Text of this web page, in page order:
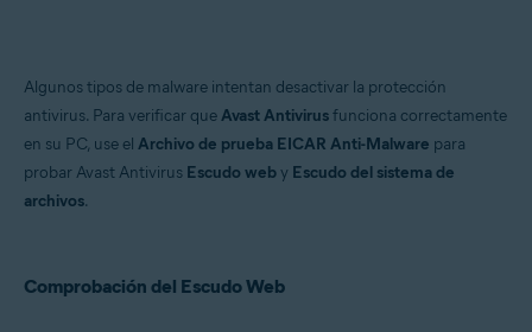
Productos:
Avast Premium Security 21.x
Sistemas operativos:
Microsoft Windows 8/Pro/Enterprise - 32 o 64 bits
Microsoft Windows 7 Home Basic/Home
Algunos tipos de malware intentan desactivar la protección
antivirus. Para verificar queAvast Antivirusfunciona correctamente
en su PC, use el Archivo de prueba EICAR Anti-Malware para
probar Avast Antivirus Escudo weby Escudo del sistema de
archivos.
Comprobación del Escudo Web